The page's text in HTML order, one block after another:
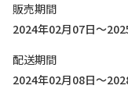
販売期間
2024年02月07日～
配送期間
2024年02月08日～